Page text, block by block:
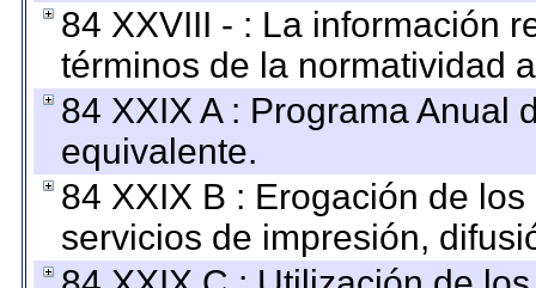
84 XXVIII - : La información
términos de la normatividad
84 XXIX A : Programa Anual
equivalente.
84 XXIX B : Erogación de
servicios de impresión,